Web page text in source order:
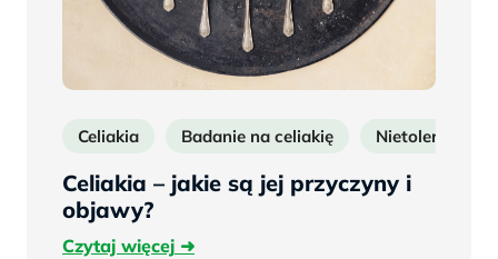
Celiakia Badanie na celiakię Nietolerancja
Celiakia – jakie są jej przyczyny i
objawy?
Czytaj więcejCzytaj